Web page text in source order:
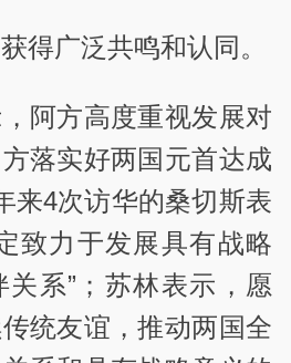
得广泛共鸣和认同。
阿方高度重视发展对
落实好两国元首达成
来4次访华的桑切斯表
致力于发展具有战略
系”；苏林表示，愿
统友谊，推动两国全